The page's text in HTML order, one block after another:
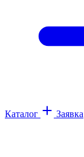
Каталог Заявка